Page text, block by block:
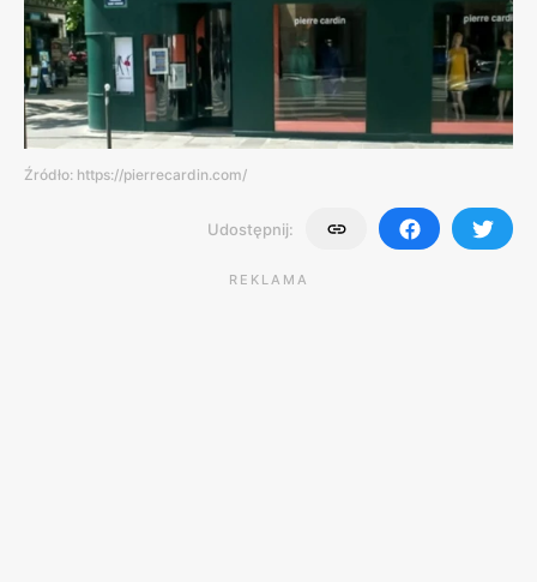
Źródło: https://pierrecardin.com/
Udostępnij:
REKLAMA